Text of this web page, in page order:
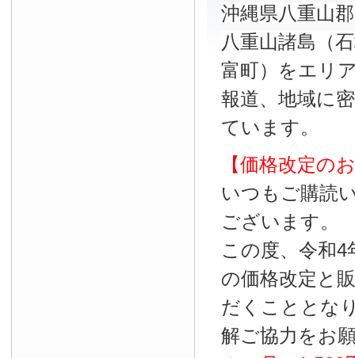
沖縄県八重山
八重山諸島（
富町）をエリ
報道、地域に
ています。
【価格改定の
いつもご購読
ございます。
この度、令和4
の価格改定と
だくこととな
解ご協力をお